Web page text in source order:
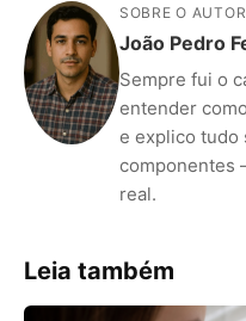
SOBRE O AUTOR
João Pedro
Sempre fui o
entender
e explico tudo
componentes
real.
Leia também